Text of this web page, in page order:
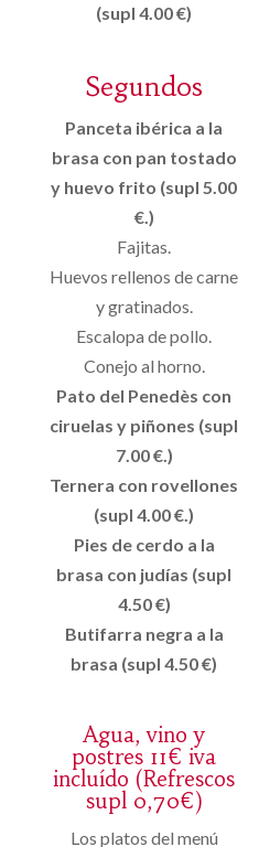
(supl 4.00 €)
Segundos
Panceta ibérica a la
brasa con pan tostado
y huevo frito (supl 5.00
€.)
Fajitas.
Huevos rellenos de carne
y gratinados.
Escalopa de pollo.
Conejo al horno.
Pato del Penedès con
ciruelas y piñones (supl
7.00 €.)
Ternera con rovellones
(supl 4.00 €.)
Pies de cerdo a la
brasa con judías (supl
4.50 €)
Butifarra negra a la
brasa (supl 4.50 €)
Agua, vino y
postres 11€ iva
incluído (Refrescos
supl 0,70€)
Los platos del menú